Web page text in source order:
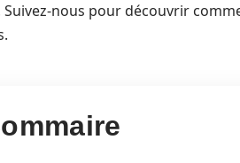
Suivez-nous pour découvrir